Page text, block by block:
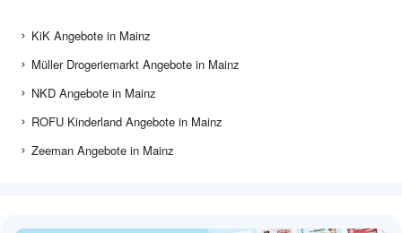
KiK Angebote in Mainz
Müller Drogeriemarkt Angebote in Mainz
NKD Angebote in Mainz
ROFU Kinderland Angebote in Mainz
Zeeman Angebote in Mainz